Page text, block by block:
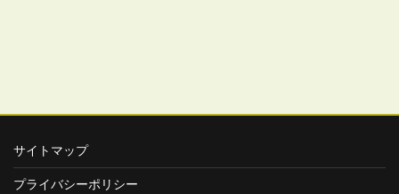
サイトマップ
プライバシーポリシー